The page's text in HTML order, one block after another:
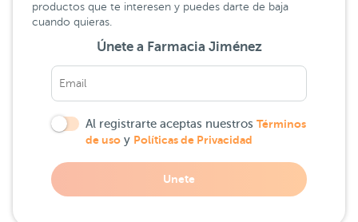
productos que te interesen y puedes darte de baja
cuando quieras.
Únete a Farmacia Jiménez
Al registrarte aceptas nuestros Términos
de uso y Políticas de Privacidad
Unete